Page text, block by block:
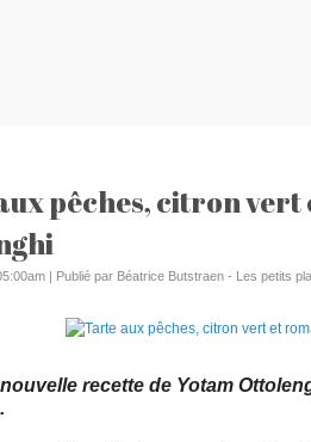
pêches, citron
| Publié par Béatrice Butstraen - Les petits
recette de Yotam